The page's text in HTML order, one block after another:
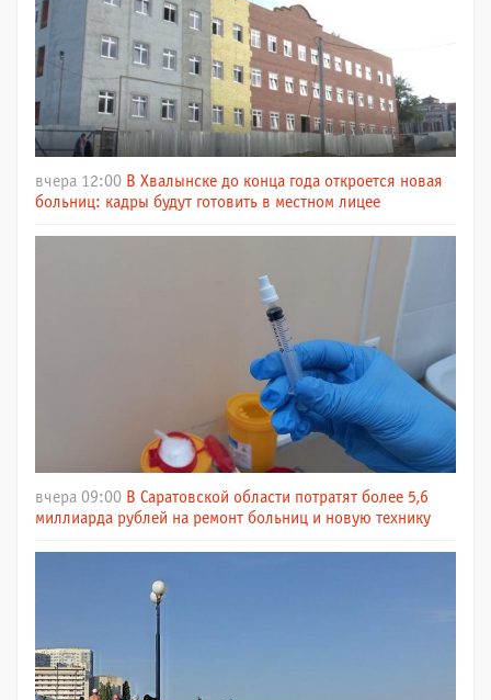
вчера 12:00 В Хвалынске до конца года откроется новая
больниц: кадры будут готовить в местном лицее
вчера 09:00 В Саратовской области потратят более 5,6
миллиарда рублей на ремонт больниц и новую технику